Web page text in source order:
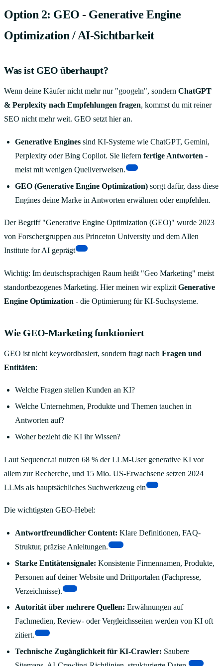
Option 2: GEO - Generative Engine
Optimization / AI-Sichtbarkeit
Was ist GEO überhaupt?
Wenn deine Käufer nicht mehr nur "googeln", sondern ChatGPT
& Perplexity nach Empfehlungen fragen, kommst du mit reiner
SEO nicht mehr weit. GEO setzt hier an.
Generative Engines sind KI-Systeme wie ChatGPT, Gemini,
Perplexity oder Bing Copilot. Sie liefernfertige Antworten -
meist mit wenigen Quellverweisen.
GEO (Generative Engine Optimization) sorgt dafür, dass diese
Engines deine Marke in Antworten erwähnen oder empfehlen.
Der Begriff "Generative Engine Optimization (GEO)" wurde 2023
von Forschergruppen aus Princeton University und dem Allen
Institute for AI geprägt
Wichtig: Im deutschsprachigen Raum heißt "Geo Marketing" meist
standortbezogenes Marketing. Hier meinen wir explizit Generative
Engine Optimization - die Optimierung für KI-Suchsysteme.
Wie GEO-Marketing funktioniert
GEO ist nicht keywordbasiert, sondern fragt nach Fragen und
Entitäten:
Welche Fragen stellen Kunden an KI?
Welche Unternehmen, Produkte und Themen tauchen in
Antworten auf?
Woher bezieht die KI ihr Wissen?
Laut Sequencr.ai nutzen 68 % der LLM-User generative KI vor
allem zur Recherche, und 15 Mio. US-Erwachsene setzen 2024
LLMs als hauptsächliches Suchwerkzeug ein
Die wichtigsten GEO-Hebel:
Antwortfreundlicher Content: Klare Definitionen, FAQ-
Struktur, präzise Anleitungen.
Starke Entitätensignale: Konsistente Firmennamen, Produkte,
Personen auf deiner Website und Drittportalen (Fachpresse,
Verzeichnisse).
Autorität über mehrere Quellen: Erwähnungen auf
Fachmedien, Review- oder Vergleichsseiten werden von KI oft
zitiert.
Technische Zugänglichkeit für KI-Crawler: Saubere